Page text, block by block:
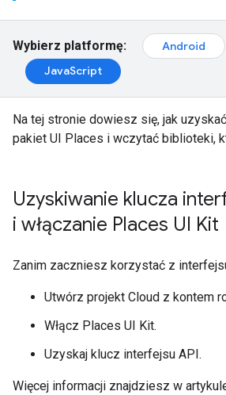
Wybierz platformę: Android
JavaScript
Na tej stronie dowiesz się, jak
pakiet UI Places i wczytać biblioteki,
Uzyskiwanie klucza
i włączanie Places UI Kit
Zanim zaczniesz korzystać z
Utwórz projekt Cloud z kontem
Włącz Places UI Kit.
Uzyskaj klucz interfejsu API.
Więcej informacji znajdziesz w